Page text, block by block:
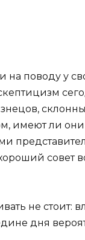
на поводу у
имеют ли они
совет
не стоит:
дня